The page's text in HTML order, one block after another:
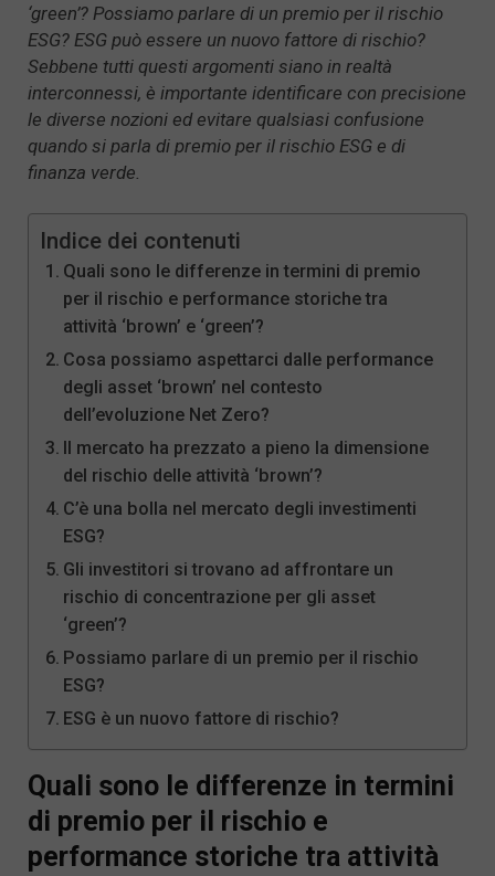
‘green’? Possiamo parlare di un premio per il rischio
ESG? ESG può essere un nuovo fattore di rischio?
Sebbene tutti questi argomenti siano in realtà
interconnessi, è importante identificare con precisione
le diverse nozioni ed evitare qualsiasi confusione
quando si parla di premio per il rischio ESG e di
finanza verde.
Indice dei contenuti
Quali sono le differenze in termini di premio
per il rischio e performance storiche tra
attività ‘brown’ e ‘green’?
Cosa possiamo aspettarci dalle performance
degli asset ‘brown’ nel contesto
dell’evoluzione Net Zero?
Il mercato ha prezzato a pieno la dimensione
del rischio delle attività ‘brown’?
C’è una bolla nel mercato degli investimenti
ESG?
Gli investitori si trovano ad affrontare un
rischio di concentrazione per gli asset
‘green’?
Possiamo parlare di un premio per il rischio
ESG?
ESG è un nuovo fattore di rischio?
Quali sono le differenze in termini
di premio per il rischio e
performance storiche tra attività